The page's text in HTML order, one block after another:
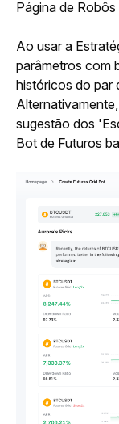
Página de Robôs
Ao usar a
parâmetros com
históricos do par
sugestão dos
Bot de Futuros